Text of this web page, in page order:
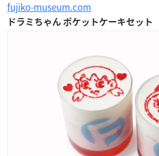
fujiko-museum.com
ドラミちゃん ポケットケーキセット